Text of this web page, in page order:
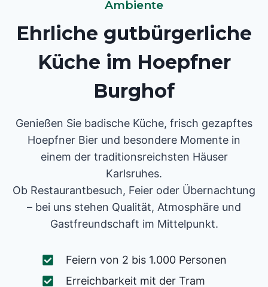
Ambiente
Ehrliche gutbürgerliche
Küche im Hoepfner
Burghof
Genießen Sie badische Küche, frisch gezapftes
Hoepfner Bier und besondere Momente in
einem der traditionsreichsten Häuser
Karlsruhes.
Ob Restaurantbesuch, Feier oder Übernachtung
– bei uns stehen Qualität, Atmosphäre und
Gastfreundschaft im Mittelpunkt.
Feiern von 2 bis 1.000 Personen
Erreichbarkeit mit der Tram